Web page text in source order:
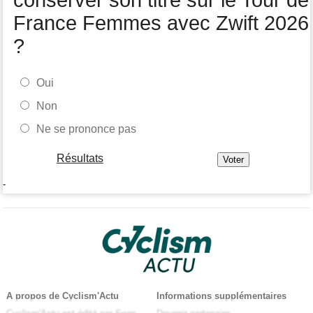
France Femmes avec Zwift 2026
?
Oui
Non
Ne se prononce pas
Résultats
-
A propos de Cyclism'Actu
Informations supplémentaires